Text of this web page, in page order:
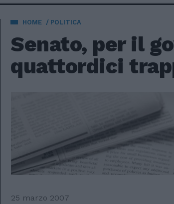
HOME POLITICA
Senato, per il
quattordici
25 marzo 2007